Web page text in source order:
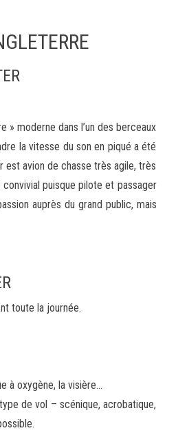
» moderne dans l’un des berceaux
la vitesse du son en piqué a été
est avion de chasse très agile, très
puisque pilote et passager
auprès du grand public, mais
toute la journée.
à oxygène, la visière…
de vol – scénique, acrobatique,